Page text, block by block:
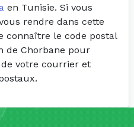
en Tunisie. Si vous
rendre dans cette
connaître le code postal
de Chorbane pour
votre courrier et